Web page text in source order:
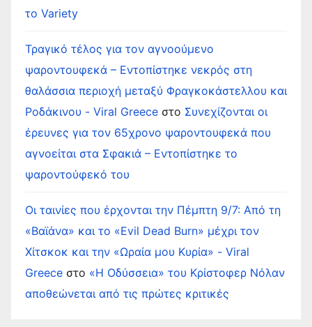
το Variety
Τραγικό τέλος για τον αγνοούμενο
ψαροντουφεκά – Εντοπίστηκε νεκρός στη
θαλάσσια περιοχή μεταξύ Φραγκοκάστελλου και
Ροδάκινου - Viral Greece στο Συνεχίζονται οι
έρευνες για τον 65χρονο ψαροντουφεκά που
αγνοείται στα Σφακιά – Εντοπίστηκε το
ψαροντούφεκό του
Οι ταινίες που έρχονται την Πέμπτη 9/7: Από τη
«Βαϊάνα» και το «Evil Dead Burn» μέχρι τον
Χίτσκοκ και την «Ωραία μου Κυρία» - Viral
Greece στο «Η Οδύσσεια» του Κρίστοφερ Νόλαν
αποθεώνεται από τις πρώτες κριτικές